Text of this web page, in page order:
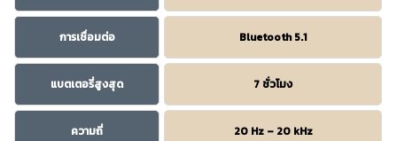
การเชื่อมต่อ Bluetooth 5.1
แบตเตอรี่สูงสุด 7 ชั่วโมง
ความถี่ 20 Hz – 20 kHz